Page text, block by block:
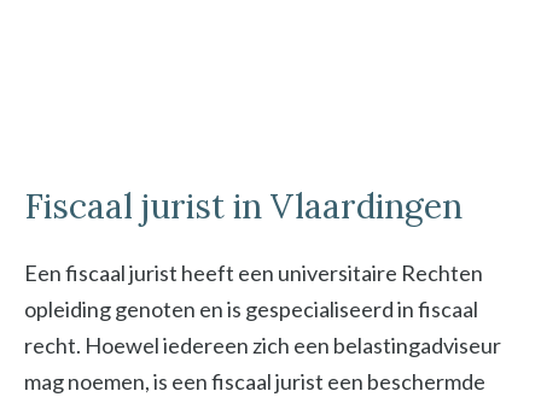
Fiscaal jurist in Vlaardingen
Een fiscaal jurist heeft een universitaire Rechten
opleiding genoten en is gespecialiseerd in fiscaal
recht. Hoewel iedereen zich een belastingadviseur
mag noemen, is een fiscaal jurist een beschermde